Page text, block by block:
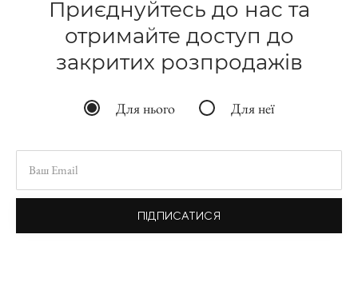
Приєднуйтесь до нас та
отримайте доступ до
закритих розпродажів
Для нього Для неї
ПІДПИСАТИСЯ